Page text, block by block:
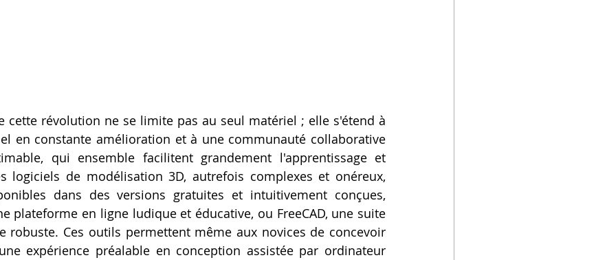
cette révolution ne se limite pas au seul matériel ; elle s'étend à
en constante amélioration et à une communauté collaborative
qui ensemble facilitent grandement l'apprentissage et
logiciels de modélisation 3D, autrefois complexes et onéreux,
dans des versions gratuites et intuitivement conçues,
plateforme en ligne ludique et éducative, ou FreeCAD, une suite
robuste. Ces outils permettent même aux novices de concevoir
expérience préalable en conception assistée par ordinateur